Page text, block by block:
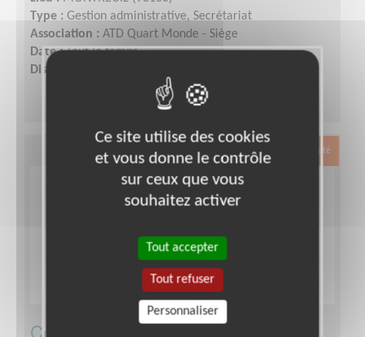
Type : Gestion administrative, Secrétariat
Association : ATD Quart Monde - Siège
Date :Tout le temps
Disponibilité demandée :
Exclusion & Pauvreté
Communication pour un projet pour
Ce site utilise des cookies
et vous donne le contrôle
sur ceux que vous
souhaitez activer
Tout accepter
Tout refuser
Personnaliser